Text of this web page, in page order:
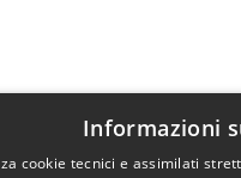
Informazioni
cookie tecnici e assimilati